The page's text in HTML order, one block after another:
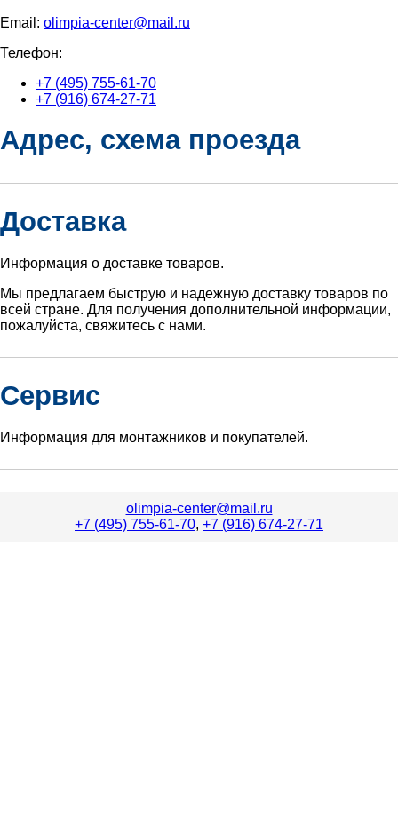
Email: olimpia-center@mail.ru
Телефон:
+7 (495) 755-61-70
+7 (916) 674-27-71
Адрес, схема проезда
Доставка
Информация о доставке товаров.
Мы предлагаем быструю и надежную доставку товаров по
всей стране. Для получения дополнительной информации,
пожалуйста, свяжитесь с нами.
Сервис
Информация для монтажников и покупателей.
olimpia-center@mail.ru
+7 (495) 755-61-70, +7 (916) 674-27-71